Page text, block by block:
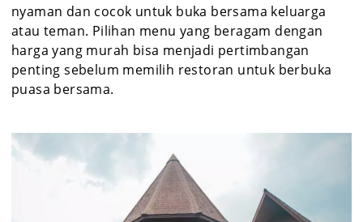
nyaman dan cocok untuk buka bersama keluarga
atau teman. Pilihan menu yang beragam dengan
harga yang murah bisa menjadi pertimbangan
penting sebelum memilih restoran untuk berbuka
puasa bersama.